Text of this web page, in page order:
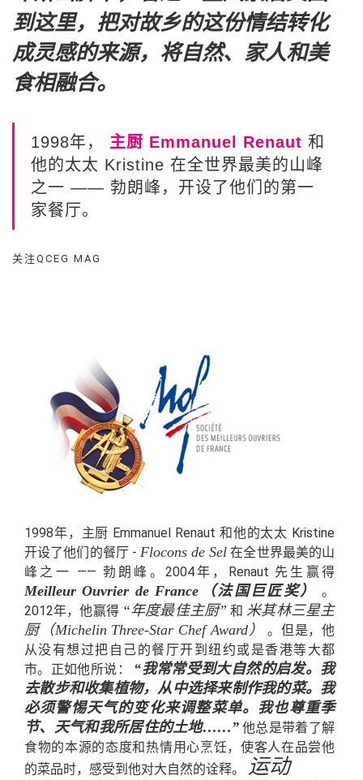
到这里，把对故乡的这份情结转化
成灵感的来源，将自然、家人和美
食相融合。
1998年， 主厨 Emmanuel Renaut 和
他的太太 Kristine 在全世界最美的山峰
之一 —— 勃朗峰，开设了他们的第一
家餐厅。
关注QCEG MAG
1998年，主厨 Emmanuel Renaut 和他的太太 Kristine
开设了他们的餐厅 - Flocons de Sel 在全世界最美的山
峰之一 —— 勃朗峰。2004年，Renaut 先生赢得
Meilleur Ouvrier de France（法国巨匠奖）
。
2012年，他赢得 “年度最佳主厨” 和 米其林三星主
厨（Michelin Three-Star Chef Award）
。但是，他
从没有想过把自己的餐厅开到纽约或是香港等大都
市。正如他所说： “我常常受到大自然的启发。我
去散步和收集植物，从中选择来制作我的菜。我
必须警惕天气的变化来调整菜单。我也尊重季
节、天气和我所居住的土地……”他总是带着了解
食物的本源的态度和热情用心烹饪，使客人在品尝他
的菜品时，感受到他对大自然的诠释。 运动